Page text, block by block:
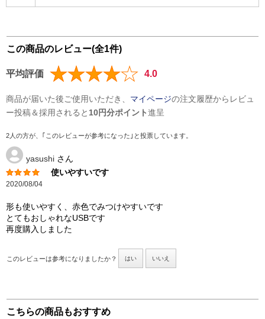
この商品のレビュー(全1件)
平均評価 4.0
商品が届いた後ご使用いただき、 マイページの注文履歴からレビュ
ー投稿＆採用されると 10円分ポイント進呈
2人の方が、｢このレビューが参考になった｣と投票しています。
yasushi さん
使いやすいです
2020/08/04
形も使いやすく、赤色でみつけやすいです
とてもおしゃれなUSBです
再度購入しました
このレビューは参考になりましたか？ はい いいえ
こちらの商品もおすすめ